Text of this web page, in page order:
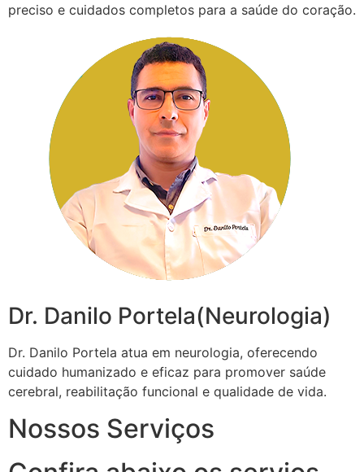
preciso e cuidados completos para a saúde do coração.
Dr. Danilo Portela(Neurologia)
Dr. Danilo Portela atua em neurologia, oferecendo
cuidado humanizado e eficaz para promover saúde
cerebral, reabilitação funcional e qualidade de vida.
Nossos Serviços